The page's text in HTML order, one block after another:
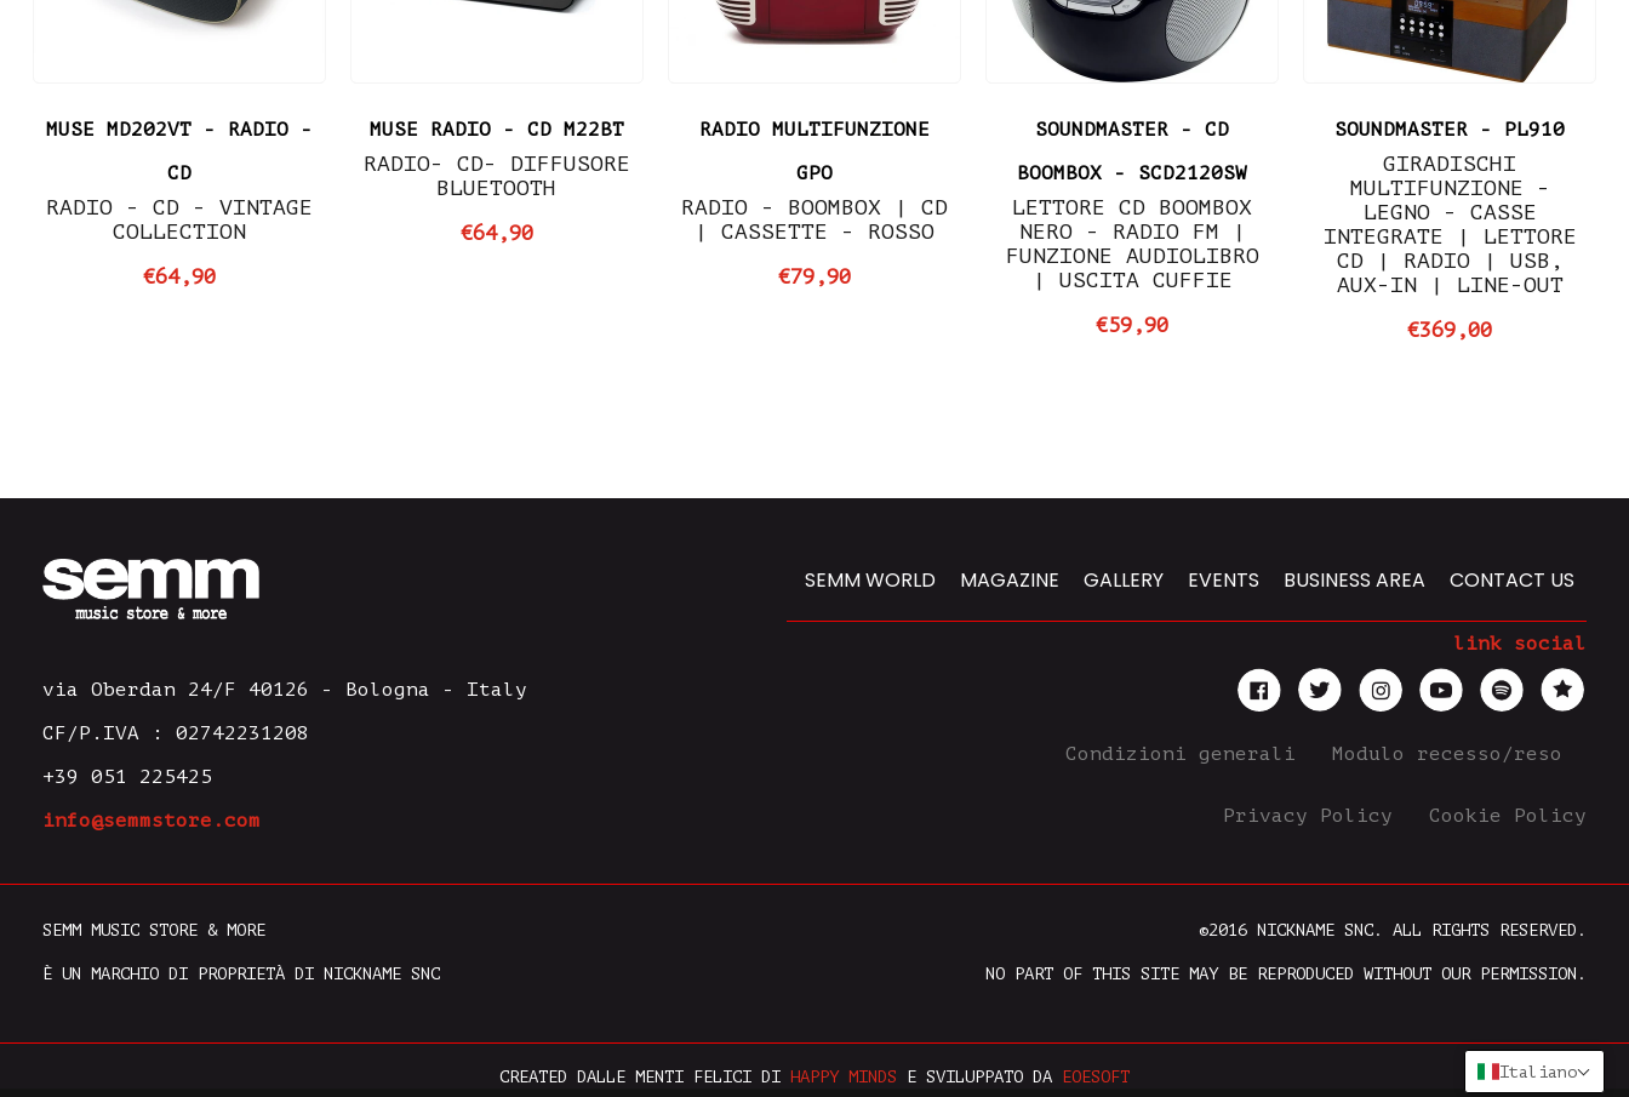
MUSE MD202VT - RADIO -
CD
RADIO - CD - VINTAGE
COLLECTION
€64,90
MUSE RADIO - CD M22BT
RADIO- CD- DIFFUSORE
BLUETOOTH
€64,90
RADIO MULTIFUNZIONE
GPO
RADIO - BOOMBOX | CD
| CASSETTE - ROSSO
€79,90
SOUNDMASTER - CD
BOOMBOX - SCD2120SW
LETTORE CD BOOMBOX
NERO - RADIO FM |
FUNZIONE AUDIOLIBRO
| USCITA CUFFIE
€59,90
SOUNDMASTER - PL910
GIRADISCHI
MULTIFUNZIONE -
LEGNO - CASSE
INTEGRATE | LETTORE
CD | RADIO | USB,
AUX-IN | LINE-OUT
€369,00
via Oberdan 24/F 40126 - Bologna - Italy
CF/P.IVA : 02742231208
+39 051 225425
info@semmstore.com
SEMM WORLD MAGAZINE GALLERY EVENTS BUSINESS AREA CONTACT US
link social
Condizioni generali Modulo recesso/reso
Privacy Policy Cookie Policy
SEMM MUSIC STORE & MORE
È UN MARCHIO DI PROPRIETÀ DI NICKNAME SNC
©2016 NICKNAME SNC. ALL RIGHTS RESERVED.
NO PART OF THIS SITE MAY BE REPRODUCED WITHOUT OUR PERMISSION.
CREATED DALLE MENTI FELICI DI HAPPY MINDS E SVILUPPATO DA EOESOFT Italiano